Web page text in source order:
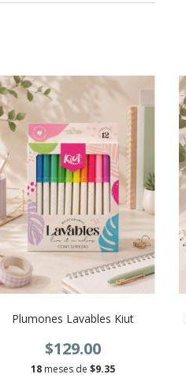
Plumones Lavables Kiut
$129.00
18 meses de$9.35